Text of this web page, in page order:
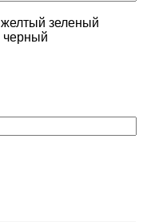
желтый зеленый
черный